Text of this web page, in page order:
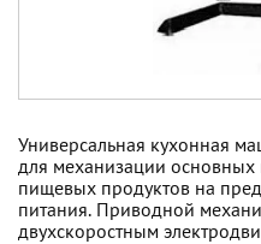
Универсальная кухонная
для механизации основных
пищевых продуктов на
питания. Приводной
двухскоростным